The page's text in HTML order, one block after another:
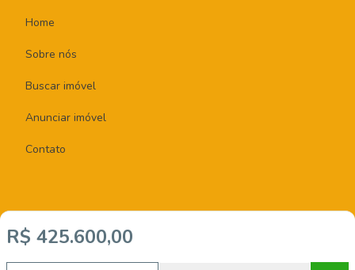
R$ 425.600,00
Home
Sobre nós
Buscar imóvel
Anunciar imóvel
Contato
Imobiliária Certificada:
Selo de Tecnologia Loft